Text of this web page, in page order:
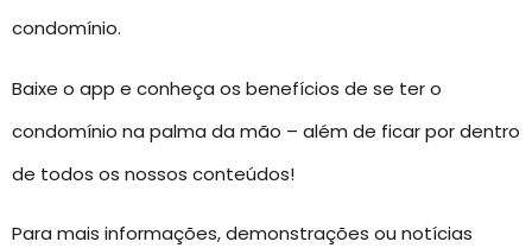
condomínio.
Baixe o app e conheça os benefícios de se ter o
condomínio na palma da mão – além de ficar por dentro
de todos os nossos conteúdos!
Para mais informações, demonstrações ou notícias